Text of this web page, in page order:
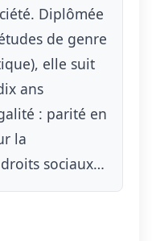
Diplômée
de genre
elle suit
ans
: parité en
la
sociaux…